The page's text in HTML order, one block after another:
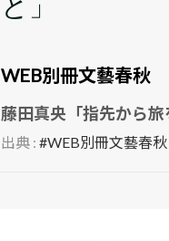
と」
WEB別冊文藝春秋
藤田真央「指先から
出典 : #WEB別冊文藝春秋